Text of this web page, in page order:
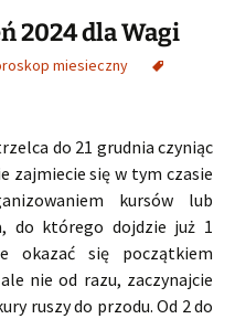
2024 dla Wagi
miesieczny
do 21 grudnia czyniąc
zajmiecie się w tym czasie
kursów lub
do którego dojdzie już 1
okazać się początkiem
nie od razu, zaczynajcie
ruszy do przodu. Od 2 do